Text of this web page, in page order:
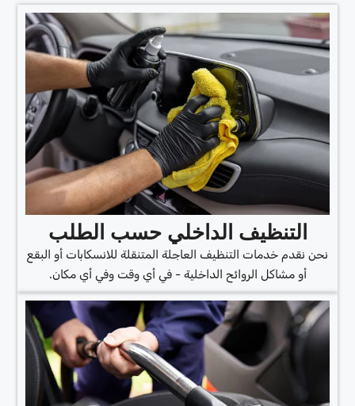
التنظيف الداخلي حسب الطلب
نحن نقدم خدمات التنظيف العاجلة المتنقلة للانسكابات أو البقع
أو مشاكل الروائح الداخلية - في أي وقت وفي أي مكان.